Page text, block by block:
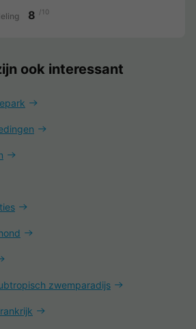
8 /10
ook interessant
zwemparadijs